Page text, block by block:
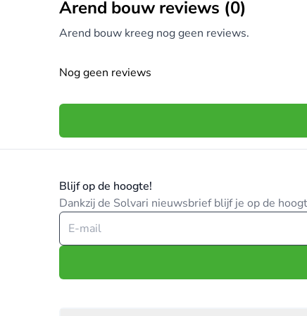
Arend bouw reviews (0)
Arend bouw kreeg nog geen reviews.
Nog geen reviews
Blijf op de hoogte!
Dankzij de Solvari nieuwsbrief blijf je op de